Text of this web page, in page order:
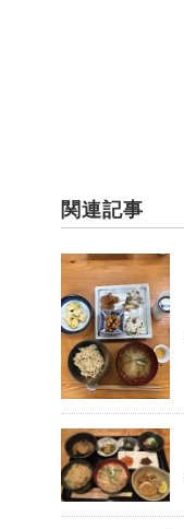
関連記事